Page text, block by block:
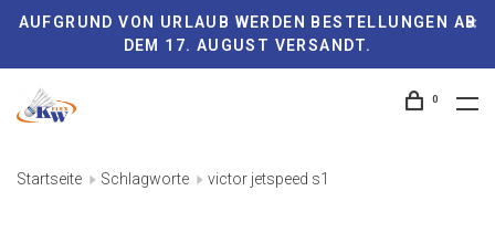
AUFGRUND VON URLAUB WERDEN BESTELLUNGEN AB
DEM 17. AUGUST VERSANDT.
0
Startseite Schlagworte victor jetspeed s1